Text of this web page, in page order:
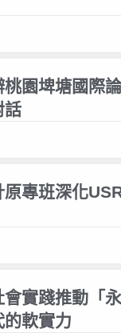
桃園埤塘國際
話
專班深化
會實踐推動「
軟實力